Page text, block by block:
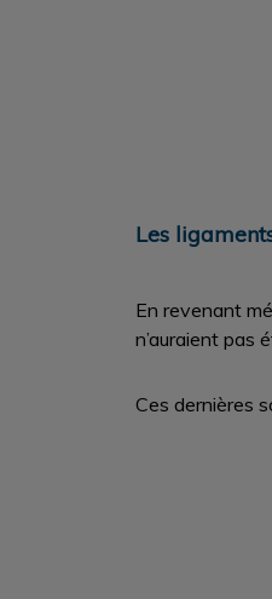
Les
En revenant
n’auraient pas
Ces dernières